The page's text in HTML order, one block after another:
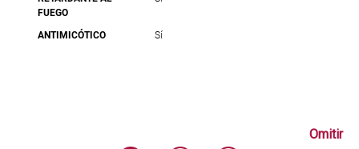
FUEGO
ANTIMICÓTICO Sí